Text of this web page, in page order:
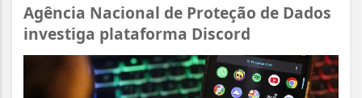
Agência Nacional de Proteção de Dados
investiga plataforma Discord